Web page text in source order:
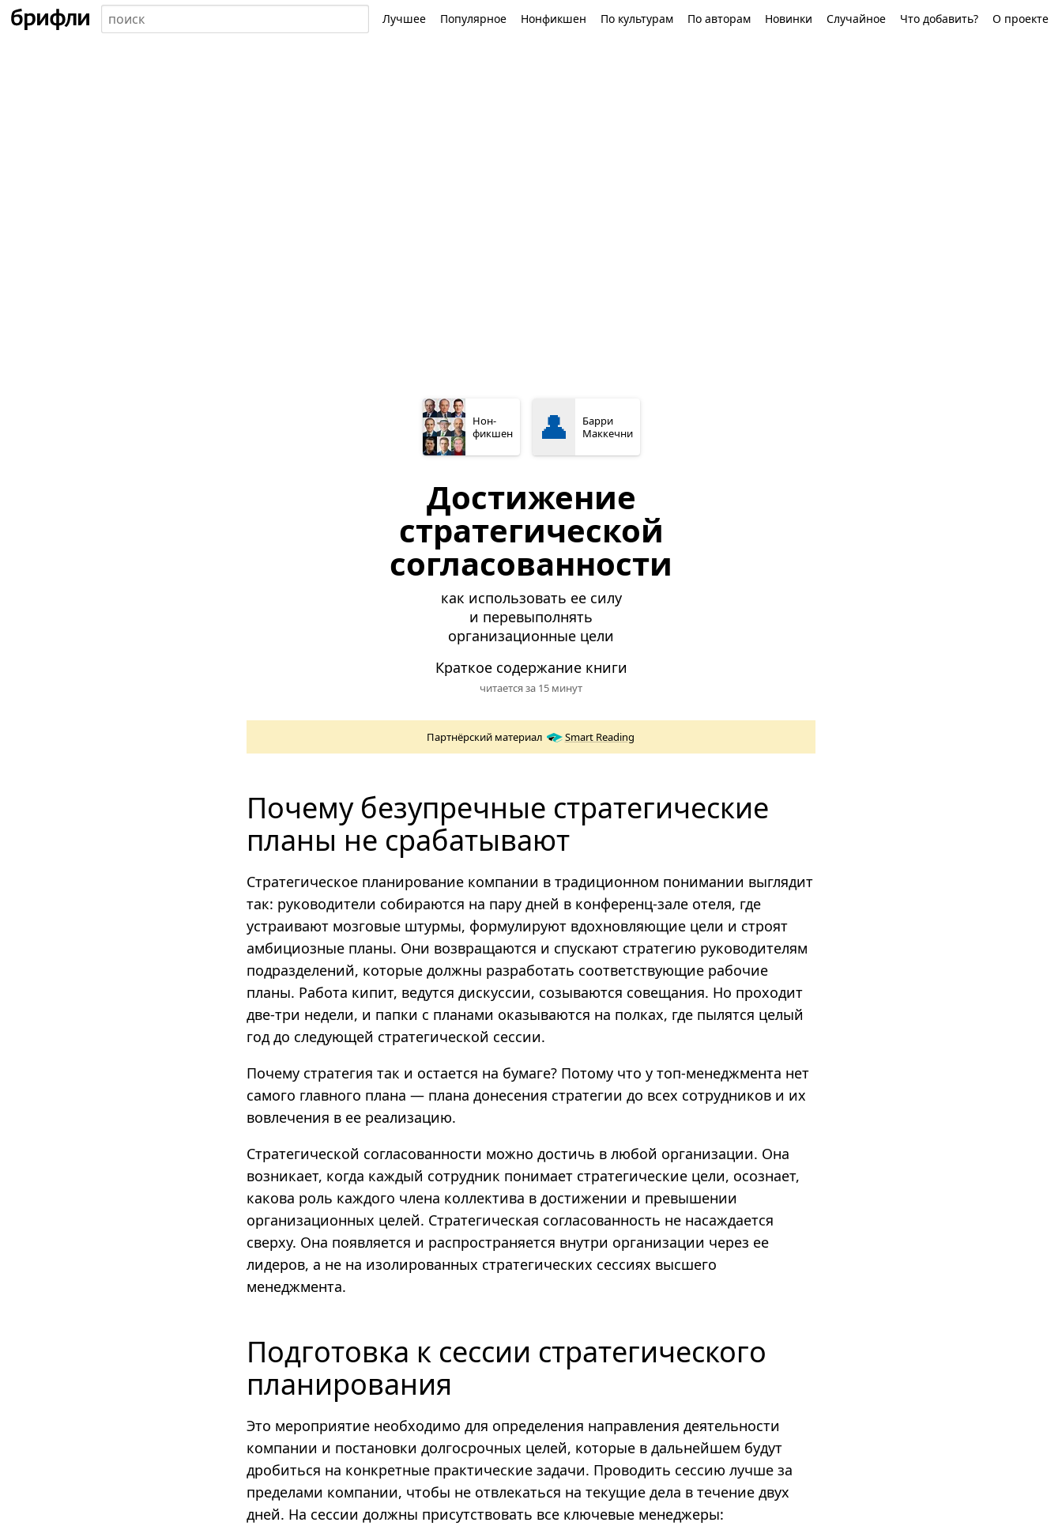
Лучшее Популярное Нонфикшен По культурам По авторам Новинки Случайное Что добавить? О проекте
Нон­
фикшен
👤
Барри
Маккечни
Достижение
стратегической
согласованности
как использовать ее силу
и перевыполнять
организационные цели
Краткое содержание книги
читается за 15 минут
Партнёрский материал Smart Reading
Почему безупречные стратегические
планы не срабатывают
Стратегическое планирование компании в традиционном понимании выглядит
так: руководители собираются на пару дней в конференц-зале отеля, где
устраивают мозговые штурмы, формулируют вдохновляющие цели и строят
амбициозные планы. Они возвращаются и спускают стратегию руководителям
подразделений, которые должны разработать соответствующие рабочие
планы. Работа кипит, ведутся дискуссии, созываются совещания. Но проходит
две-три недели, и папки с планами оказываются на полках, где пылятся целый
год до следующей стратегической сессии.
Почему стратегия так и остается на бумаге? Потому что у топ-менеджмента нет
самого главного плана — плана донесения стратегии до всех сотрудников и их
вовлечения в ее реализацию.
Стратегической согласованности можно достичь в любой организации. Она
возникает, когда каждый сотрудник понимает стратегические цели, осознает,
какова роль каждого члена коллектива в достижении и превышении
организационных целей. Стратегическая согласованность не насаждается
сверху. Она появляется и распространяется внутри организации через ее
лидеров, а не на изолированных стратегических сессиях высшего
менеджмента.
Подготовка к сессии стратегического
планирования
Это мероприятие необходимо для определения направления деятельности
компании и постановки долгосрочных целей, которые в дальнейшем будут
дробиться на конкретные практические задачи. Проводить сессию лучше за
пределами компании, чтобы не отвлекаться на текущие дела в течение двух
дней. На сессии должны присутствовать все ключевые менеджеры: